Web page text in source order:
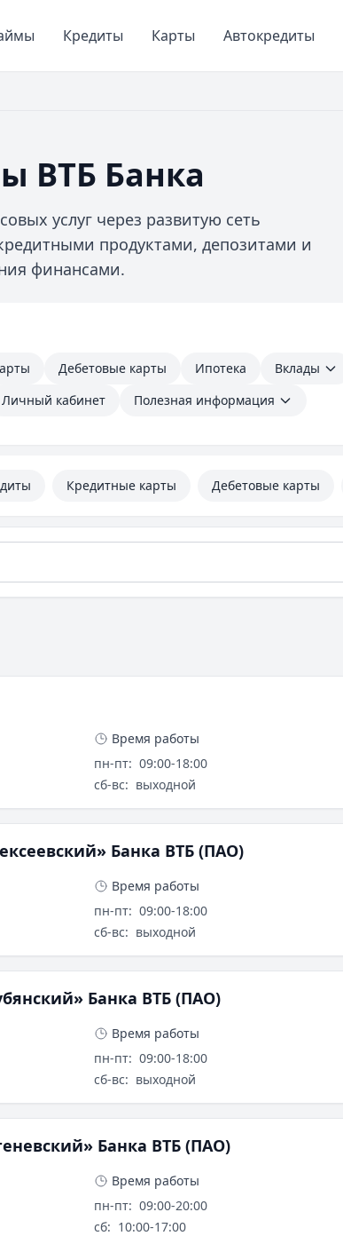
Кредиты Карты Автокредиты
ВТБ Банка
услуг через развитую сеть
продуктами, депозитами и
финансами.
Дебетовые карты Ипотека Вклады
Личный кабинет Полезная информация
Кредитные карты Дебетовые карты
(ПАО)
(ПАО)
(ПАО)
(ПАО)
Время работы
пн-пт: 09:00-18:00
сб-вс: выходной
Банка ВТБ (ПАО)
Время работы
пн-пт: 09:00-18:00
сб-вс: выходной
Банка ВТБ (ПАО)
Время работы
пн-пт: 09:00-18:00
сб-вс: выходной
Банка ВТБ (ПАО)
Время работы
пн-пт: 09:00-20:00
сб: 10:00-17:00